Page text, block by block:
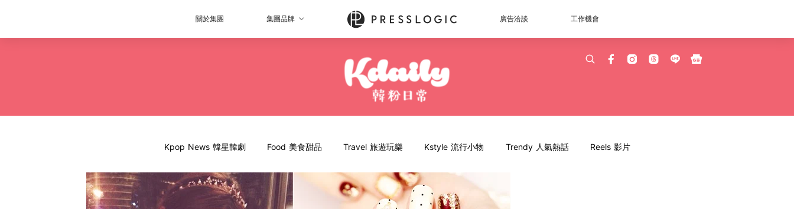
關於集團 集團品牌 廣告洽談 工作機會
Kpop News 韓星韓劇 Food 美食甜品 Travel 旅遊玩樂 Kstyle 流行小物 Trendy 人氣熱話 Reels 影片